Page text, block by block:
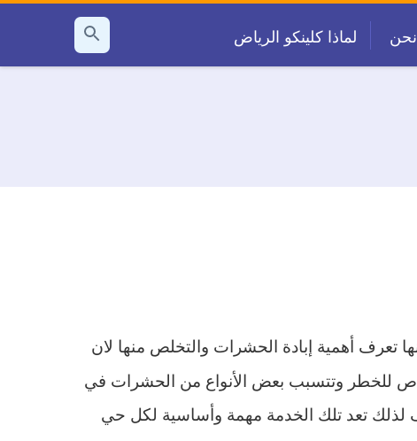
لماذا كلينكو الرياض
بحث
عن
تعرف أهمية إبادة الحشرات والتخلص منها لان
للخطر وتتسبب بعض الأنواع من الحشرات في
لذلك تعد تلك الخدمة مهمة وأساسية لكل حي